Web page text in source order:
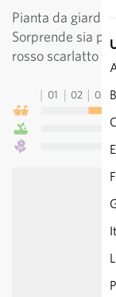
Pianta da
Sorprende sia
rosso scarlatto
01 02 03